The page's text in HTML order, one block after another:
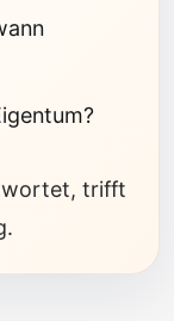
trifft